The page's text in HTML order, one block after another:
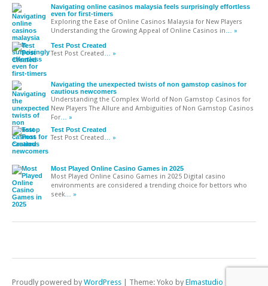
Navigating online casinos malaysia feels surprisingly effortless
even for first-timers
Exploring the Ease of Online Casinos Malaysia for New Players
Understanding the Growing Appeal of Online Casinos in … »
Test Post Created
Test Post Created … »
Navigating the unexpected twists of non gamstop casinos for
cautious newcomers
Understanding the Complex World of Non Gamstop Casinos for
New Players The Allure and Ambiguities of Non Gamstop Casinos
For … »
Test Post Created
Test Post Created … »
Most Played Online Casino Games in 2025
Most Played Online Casino Games in 2025 Digital casino
environments are considered a trending choice for bettors who
seek … »
Proudly powered by WordPress | Theme: Yoko by Elmastudio